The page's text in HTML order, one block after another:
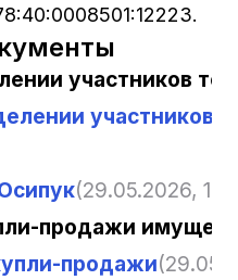
участников
участников
(29.05.2026,
продажи
продажи